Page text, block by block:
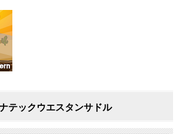
テックウエスタンサドル